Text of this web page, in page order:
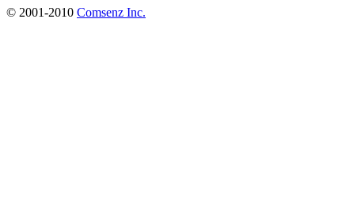
© 2001-2010 Comsenz Inc.